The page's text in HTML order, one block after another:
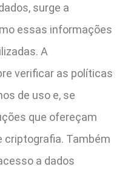
surge a
essas informações
A
verificar as políticas
de uso e, se
que ofereçam
criptografia. Também
a dados